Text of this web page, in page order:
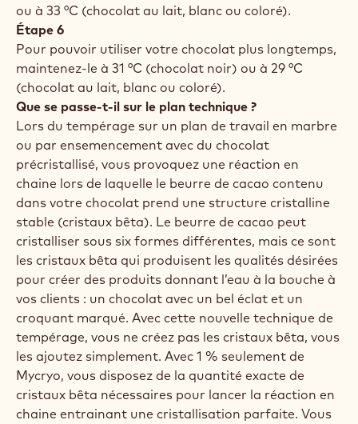
ou à 33 °C (chocolat au lait, blanc ou coloré).
Étape 6
Pour pouvoir utiliser votre chocolat plus longtemps,
maintenez-le à 31 °C (chocolat noir) ou à 29 °C
(chocolat au lait, blanc ou coloré).
Que se passe-t-il sur le plan technique ?
Lors du tempérage sur un plan de travail en marbre
ou par ensemencement avec du chocolat
précristallisé, vous provoquez une réaction en
chaine lors de laquelle le beurre de cacao contenu
dans votre chocolat prend une structure cristalline
stable (cristaux bêta). Le beurre de cacao peut
cristalliser sous six formes différentes, mais ce sont
les cristaux bêta qui produisent les qualités désirées
pour créer des produits donnant l’eau à la bouche à
vos clients : un chocolat avec un bel éclat et un
croquant marqué. Avec cette nouvelle technique de
tempérage, vous ne créez pas les cristaux bêta, vous
les ajoutez simplement. Avec 1 % seulement de
Mycryo, vous disposez de la quantité exacte de
cristaux bêta nécessaires pour lancer la réaction en
chaine entrainant une cristallisation parfaite. Vous